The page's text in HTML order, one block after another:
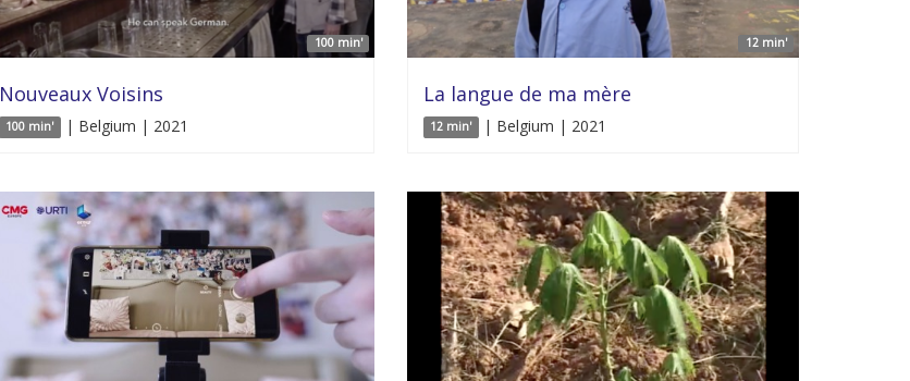
100 min'
Nouveaux Voisins
100 min' | Belgium | 2021
12 min'
La langue de ma mère
12 min' | Belgium | 2021